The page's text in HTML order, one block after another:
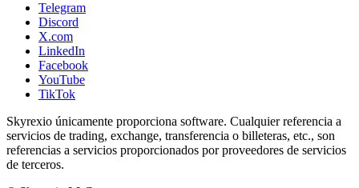
Telegram
Discord
X.com
LinkedIn
Facebook
YouTube
TikTok
Skyrexio únicamente proporciona software. Cualquier referencia a
servicios de trading, exchange, transferencia o billeteras, etc., son
referencias a servicios proporcionados por proveedores de servicios
de terceros.